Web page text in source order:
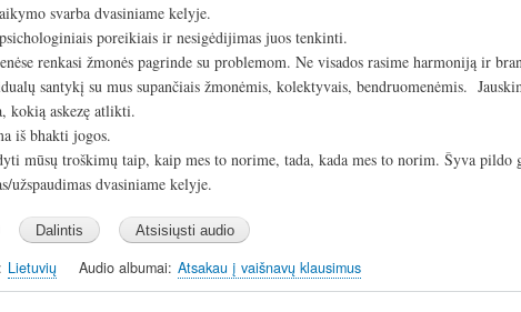
svarba dvasiniame kelyje.
poreikiais ir nesigėdijimas juos tenkinti.
renkasi žmonės pagrinde su problemom. Ne visados rasime harmoniją ir
santykį su mus supančiais žmonėmis, kolektyvais, bendruomenėmis.
kokią askezę atlikti.
iš bhakti jogos.
mūsų troškimų taip, kaip mes to norime, tada, kada mes to norim. Šyva pildo
užspaudimas dvasiniame kelyje.
Lietuvių Audio albumai Atsakau į vaišnavų klausimus